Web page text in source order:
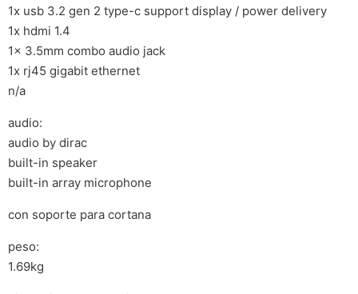
1x usb 3.2 gen 2 type-c support display / power delivery
1x hdmi 1.4
1x 3.5mm combo audio jack
1x rj45 gigabit ethernet
n/a
audio:
audio by dirac
built-in speaker
built-in array microphone
con soporte para cortana
peso:
1.69kg